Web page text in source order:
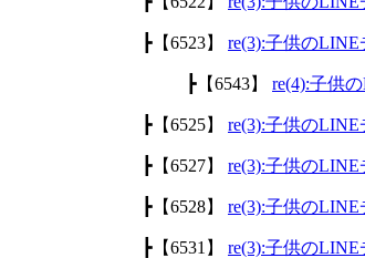
┣【6523】 re(3):子供の
┣【6543】 re(4):子供
┣【6525】 re(3):子供の
┣【6527】 re(3):子供の
┣【6528】 re(3):子供の
┣【6531】 re(3):子供の